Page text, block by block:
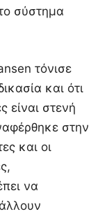
σύστημα
τόνισε
και ότι
είναι στενή
στην
και οι
να